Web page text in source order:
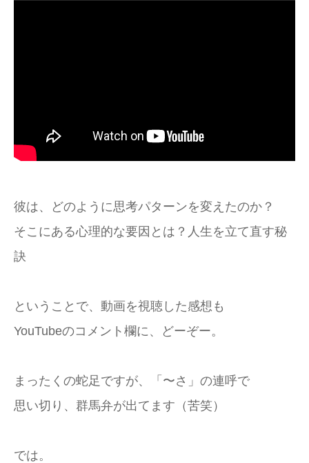
彼は、どのように思考パターンを変えたのか？
そこにある心理的な要因とは？人生を立て直す秘
訣
ということで、動画を視聴した感想も
YouTubeのコメント欄に、どーぞー。
まったくの蛇足ですが、「〜さ」の連呼で
思い切り、群馬弁が出てます（苦笑）
では。